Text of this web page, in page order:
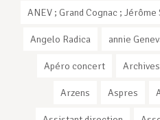
ANEV ; Grand Cognac ;
Angelo Radica annie
Apéro concert Archives
Arzens Aspres